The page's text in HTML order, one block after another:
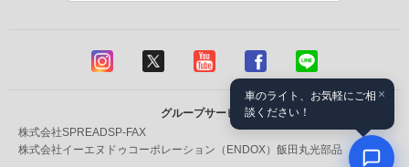
グループサービス
株式会社SPREADSP-FAX
株式会社イーエヌドゥコーポレーション（ENDOX） 飯田丸光部品
×
車のライト、お気軽にご相
談ください！